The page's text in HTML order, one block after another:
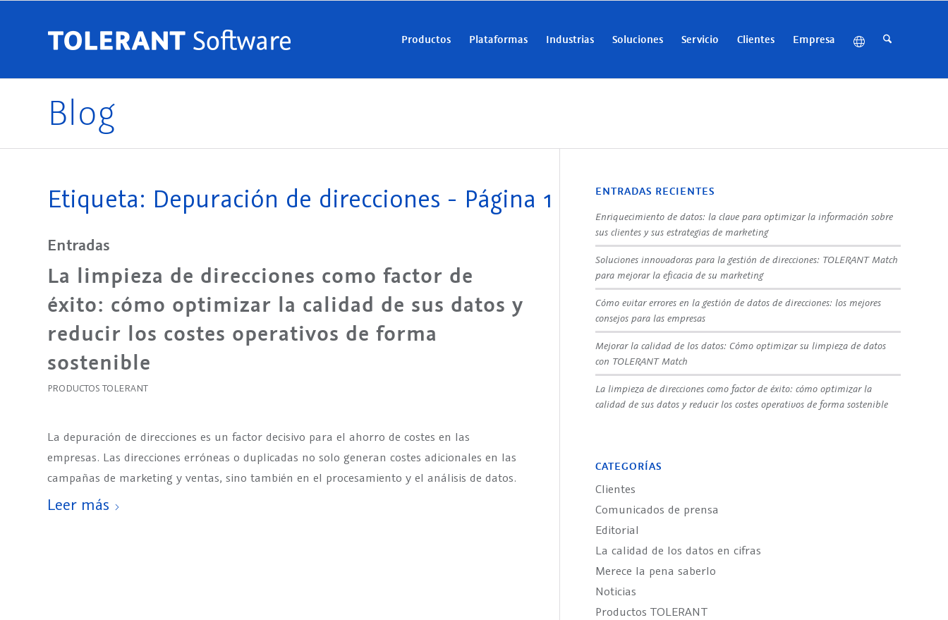
Productos Plataformas Industrias Soluciones Servicio Clientes Empresa
Blog
Etiqueta: Depuración de direcciones - Página 1
Entradas
La limpieza de direcciones como factor de
éxito: cómo optimizar la calidad de sus datos y
reducir los costes operativos de forma
sostenible
PRODUCTOS TOLERANT
La depuración de direcciones es un factor decisivo para el ahorro de costes en las
empresas. Las direcciones erróneas o duplicadas no solo generan costes adicionales en las
campañas de marketing y ventas, sino también en el procesamiento y el análisis de datos.
Leer más
ENTRADAS RECIENTES
Enriquecimiento de datos: la clave para optimizar la información sobre
sus clientes y sus estrategias de marketing
Soluciones innovadoras para la gestión de direcciones: TOLERANT Match
para mejorar la eficacia de su marketing
Cómo evitar errores en la gestión de datos de direcciones: los mejores
consejos para las empresas
Mejorar la calidad de los datos: Cómo optimizar su limpieza de datos
con TOLERANT Match
La limpieza de direcciones como factor de éxito: cómo optimizar la
calidad de sus datos y reducir los costes operativos de forma sostenible
CATEGORÍAS
Clientes
Comunicados de prensa
Editorial
La calidad de los datos en cifras
Merece la pena saberlo
Noticias
Productos TOLERANT